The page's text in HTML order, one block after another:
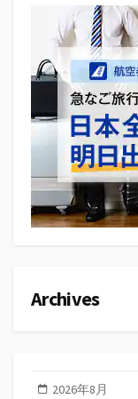
Archives
2026年8月